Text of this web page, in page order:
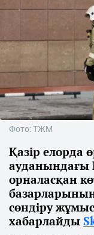
Фото: ТЖМ
Қазір елорда
ауданындағы
орналасқан
базарларының
сөндіру
хабарлайды